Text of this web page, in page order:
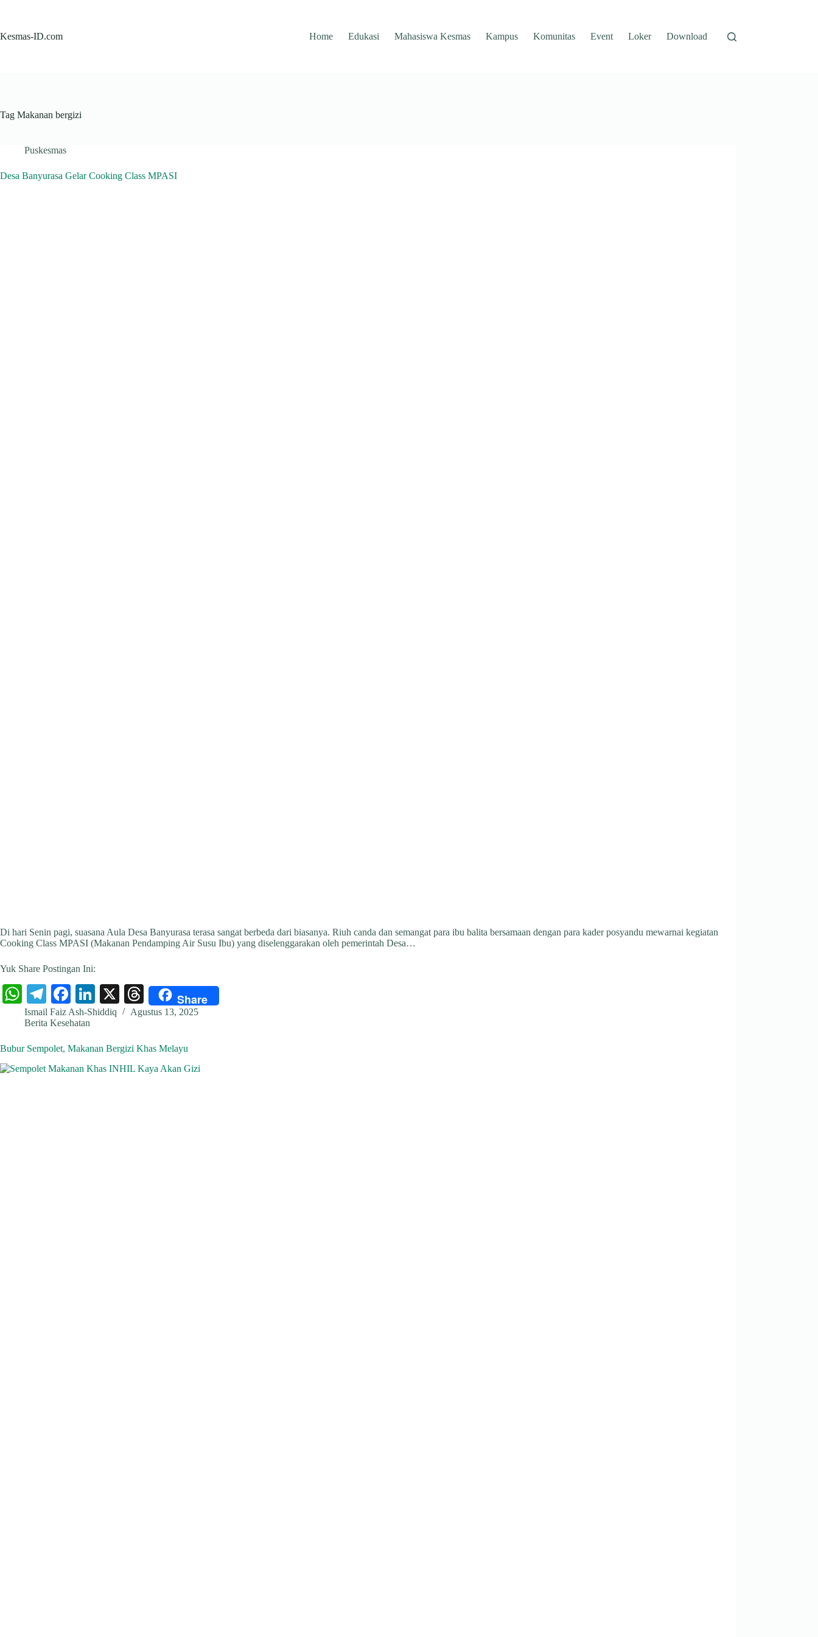
Kesmas-ID.com
Home Edukasi Mahasiswa Kesmas Kampus Komunitas Event Loker Download
Tag Makanan bergizi
Puskesmas
Desa Banyurasa Gelar Cooking Class MPASI
Di hari Senin pagi, suasana Aula Desa Banyurasa terasa sangat berbeda dari biasanya. Riuh canda dan semangat para ibu balita bersamaan dengan para kader posyandu mewarnai kegiatan
Cooking Class MPASI (Makanan Pendamping Air Susu Ibu) yang diselenggarakan oleh pemerintah Desa…
Yuk Share Postingan Ini:
W
ha
ts
A
pp
Te
le
gr
a
m
Fa
ce
bo
ok
Li
nk
In
X
T
hr
ds
Share
Ismail Faiz Ash-Shiddiq
Agustus 13, 2025
Berita Kesehatan
Bubur Sempolet, Makanan Bergizi Khas Melayu